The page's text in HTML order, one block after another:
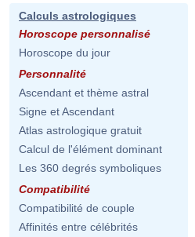
Calculs astrologiques
Horoscope personnalisé
Horoscope du jour
Personnalité
Ascendant et thème astral
Signe et Ascendant
Atlas astrologique gratuit
Calcul de l'élément dominant
Les 360 degrés symboliques
Compatibilité
Compatibilité de couple
Affinités entre célébrités